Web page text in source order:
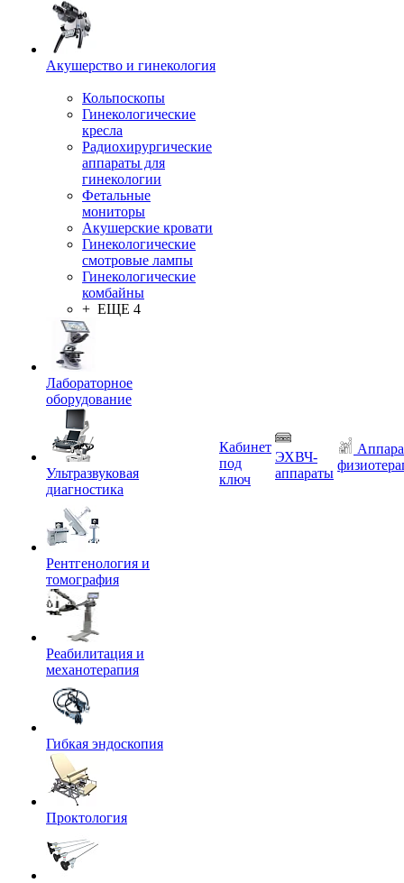
Акушерство и гинекология
Кольпоскопы
Гинекологические
кресла
Радиохирургические
аппараты для
гинекологии
Фетальные
мониторы
Акушерские кровати
Гинекологические
смотровые лампы
Гинекологические
комбайны
+ ЕЩЕ 4
Лабораторное
оборудование
Ультразвуковая
диагностика
Рентгенология и
томография
Реабилитация и
механотерапия
Гибкая эндоскопия
Проктология
Кабинет
под
ключ
ЭХВЧ-
аппараты